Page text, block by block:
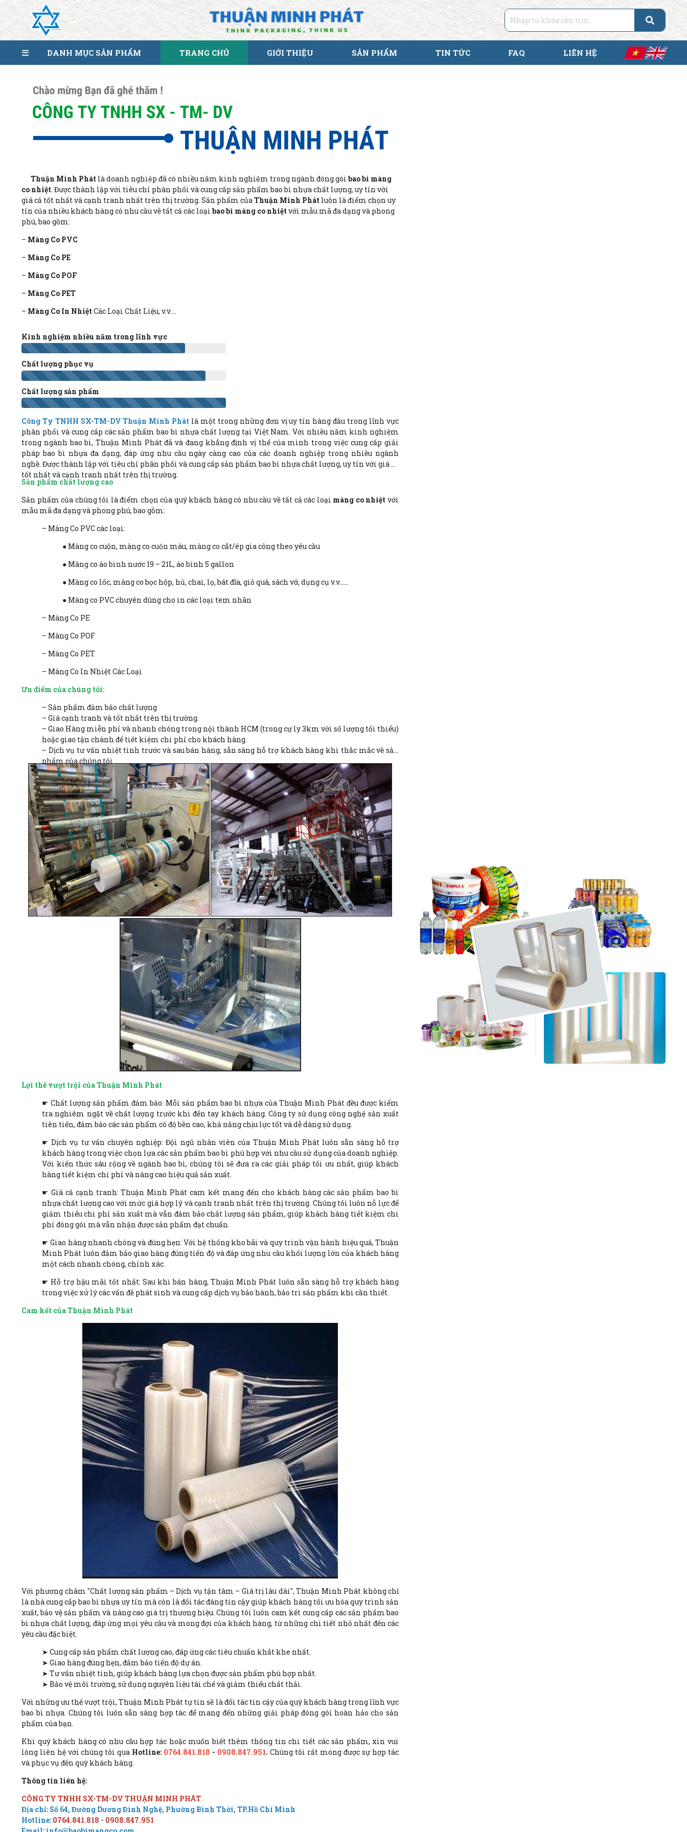
DANH MỤC SẢN PHẨM TRANG CHỦ GIỚI THIỆU SẢN PHẨM TIN TỨC FAQ LIÊN HỆ
Thuận Minh Phát là doanh nghiệp đã có nhiều năm kinh nghiệm trong ngành đóng gói bao bì màng
co nhiệt. Được thành lập với tiêu chí phân phối và cung cấp sản phẩm bao bì nhựa chất lượng, uy tín với
giá cả tốt nhất và cạnh tranh nhất trên thị trường. Sản phẩm củaThuận Minh Phát luôn là điểm chọn uy
tín của nhiều khách hàng có nhu cầu về tất cả các loại bao bì màng co nhiệt với mẫu mã đa dạng và phong
phú, bao gồm:
– Màng Co PVC
– Màng Co PE
– Màng Co POF
– Màng Co PET
– Màng Co In Nhiệt Các Loại Chất Liệu, v.v....
Kinh nghiệm nhiều năm trong lĩnh vực
Chất lượng phục vụ
Chất lượng sản phẩm
Công Ty TNHH SX-TM-DV Thuận Minh Phát là một trong những đơn vị uy tín hàng đầu trong lĩnh vực
phân phối và cung cấp các sản phẩm bao bì nhựa chất lượng tại Việt Nam. Với nhiều năm kinh nghiệm
trong ngành bao bì, Thuận Minh Phát đã và đang khẳng định vị thế của mình trong việc cung cấp giải
pháp bao bì nhựa đa dạng, đáp ứng nhu cầu ngày càng cao của các doanh nghiệp trong nhiều ngành
nghề. Được thành lập với tiêu chí phân phối và cung cấp sản phẩm bao bì nhựa chất lượng, uy tín với giá cả
tốt nhất và cạnh tranh nhất trên thị trường.
Sản phẩm chất lượng cao
Sản phẩm của chúng tôi là điểm chọn của quý khách hàng có nhu cầu về tất cả các loại màng co nhiệt với
mẫu mã đa dạng và phong phú, bao gồm:
– Màng Co PVC các loại:
● Màng co cuộn, màng co cuộn màu, màng co cắt/ép gia công theo yêu cầu
● Màng co áo bình nước 19 – 21L, áo bình 5 gallon
● Màng co lốc, màng co bọc hộp, hủ, chai, lọ, bát đĩa, giỏ quà, sách vở, dụng cụ v.v……
● Màng co PVC chuyên dùng cho in các loại tem nhãn
– Màng Co PE
– Màng Co POF
– Màng Co PET
– Màng Co In Nhiệt Các Loại
Ưu điểm của chúng tôi:
– Sản phẩm đảm bảo chất lượng
– Giá cạnh tranh và tốt nhất trên thị trường.
– Giao Hàng miễn phí và nhanh chóng trong nội thành HCM (trong cự ly 3km với số lượng tối thiểu)
hoặc giao tận chành để tiết kiệm chi phí cho khách hàng.
– Dịch vụ tư vấn nhiệt tình trước và sau bán hàng, sẵn sàng hỗ trợ khách hàng khi thắc mắc về sản
phẩm của chúng tôi.
Lợi thế vượt trội của Thuận Minh Phát
☛ Chất lượng sản phẩm đảm bảo: Mỗi sản phẩm bao bì nhựa của Thuận Minh Phát đều được kiểm
tra nghiêm ngặt về chất lượng trước khi đến tay khách hàng. Công ty sử dụng công nghệ sản xuất
tiên tiến, đảm bảo các sản phẩm có độ bền cao, khả năng chịu lực tốt và dễ dàng sử dụng.
☛ Dịch vụ tư vấn chuyên nghiệp: Đội ngũ nhân viên của Thuận Minh Phát luôn sẵn sàng hỗ trợ
khách hàng trong việc chọn lựa các sản phẩm bao bì phù hợp với nhu cầu sử dụng của doanh nghiệp.
Với kiến thức sâu rộng về ngành bao bì, chúng tôi sẽ đưa ra các giải pháp tối ưu nhất, giúp khách
hàng tiết kiệm chi phí và nâng cao hiệu quả sản xuất.
☛ Giá cả cạnh tranh: Thuận Minh Phát cam kết mang đến cho khách hàng các sản phẩm bao bì
nhựa chất lượng cao với mức giá hợp lý và cạnh tranh nhất trên thị trường. Chúng tôi luôn nỗ lực để
giảm thiểu chi phí sản xuất mà vẫn đảm bảo chất lượng sản phẩm, giúp khách hàng tiết kiệm chi
phí đóng gói mà vẫn nhận được sản phẩm đạt chuẩn.
☛ Giao hàng nhanh chóng và đúng hẹn: Với hệ thống kho bãi và quy trình vận hành hiệu quả, Thuận
Minh Phát luôn đảm bảo giao hàng đúng tiến độ và đáp ứng nhu cầu khối lượng lớn của khách hàng
một cách nhanh chóng, chính xác.
☛ Hỗ trợ hậu mãi tốt nhất: Sau khi bán hàng, Thuận Minh Phát luôn sẵn sàng hỗ trợ khách hàng
trong việc xử lý các vấn đề phát sinh và cung cấp dịch vụ bảo hành, bảo trì sản phẩm khi cần thiết.
Cam kết của Thuận Minh Phát
Với phương châm "Chất lượng sản phẩm – Dịch vụ tận tâm – Giá trị lâu dài", Thuận Minh Phát không chỉ
là nhà cung cấp bao bì nhựa uy tín mà còn là đối tác đáng tin cậy giúp khách hàng tối ưu hóa quy trình sản
xuất, bảo vệ sản phẩm và nâng cao giá trị thương hiệu. Chúng tôi luôn cam kết cung cấp các sản phẩm bao
bì nhựa chất lượng, đáp ứng mọi yêu cầu và mong đợi của khách hàng, từ những chi tiết nhỏ nhất đến các
yêu cầu đặc biệt.
➤ Cung cấp sản phẩm chất lượng cao, đáp ứng các tiêu chuẩn khắt khe nhất.
➤ Giao hàng đúng hẹn, đảm bảo tiến độ dự án.
➤ Tư vấn nhiệt tình, giúp khách hàng lựa chọn được sản phẩm phù hợp nhất.
➤ Bảo vệ môi trường, sử dụng nguyên liệu tái chế và giảm thiểu chất thải.
Với những ưu thế vượt trội, Thuận Minh Phát tự tin sẽ là đối tác tin cậy của quý khách hàng trong lĩnh vực
bao bì nhựa. Chúng tôi luôn sẵn sàng hợp tác để mang đến những giải pháp đóng gói hoàn hảo cho sản
phẩm của bạn.
Khi quý khách hàng có nhu cầu hợp tác hoặc muốn biết thêm thông tin chi tiết các sản phẩm, xin vui
lòng liên hệ với chúng tôi qua Hotline: 0764.841.818 - 0908.847.951. Chúng tôi rất mong được sự hợp tác
và phục vụ đến quý khách hàng.
Thông tin liên hệ:
CÔNG TY TNHH SX-TM-DV THUẬN MINH PHÁT
Địa chỉ: Số 64, Đường Dương Đình Nghệ, Phường Bình Thới, TP.Hồ Chí Minh
Hotline: 0764.841.818 - 0908.847.951